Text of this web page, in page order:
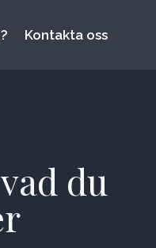
Kontakta oss
du